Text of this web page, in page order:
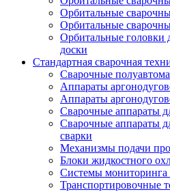
Орбитальные
Орбитальные
Орбитальные головки
доски
Стандартная сварочная
Сварочные
Аппараты
Аппараты
Сварочные аппараты
Сварочные аппараты
сварки
Механизмы подачи
Блоки жидкостного
Системы мониторинга
Транспортировочные